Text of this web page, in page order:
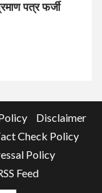
पत्र फर्जी
Disclaimer
Check Policy
Policy
Feed